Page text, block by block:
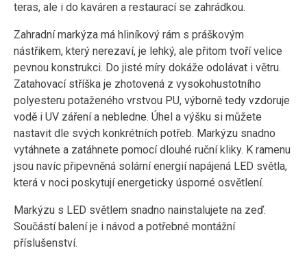
teras, ale i do kaváren a restaurací se zahrádkou.
Zahradní markýza má hliníkový rám s práškovým
nástřikem, který nerezaví, je lehký, ale přitom tvoří velice
pevnou konstrukci. Do jisté míry dokáže odolávat i větru.
Zatahovací stříška je zhotovená z vysokohustotního
polyesteru potaženého vrstvou PU, výborně tedy vzdoruje
vodě i UV záření a nebledne. Úhel a výšku si můžete
nastavit dle svých konkrétních potřeb. Markýzu snadno
vytáhnete a zatáhnete pomocí dlouhé ruční kliky. K ramenu
jsou navíc připevněná solární energií napájená LED světla,
která v noci poskytují energeticky úsporné osvětlení.
Markýzu s LED světlem snadno nainstalujete na zeď.
Součástí balení je i návod a potřebné montážní
příslušenství.